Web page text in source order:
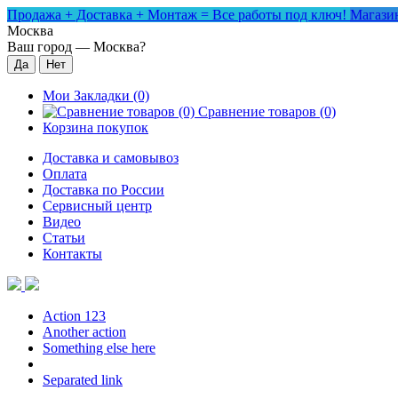
Продажа + Доставка + Монтаж = Все работы под ключ!
Москва
Ваш город — Москва?
Мои Закладки (0)
Сравнение товаров (0)
Корзина покупок
Доставка и самовывоз
Оплата
Доставка по России
Сервисный центр
Видео
Статьи
Контакты
Action 123
Another action
Something else here
Separated link